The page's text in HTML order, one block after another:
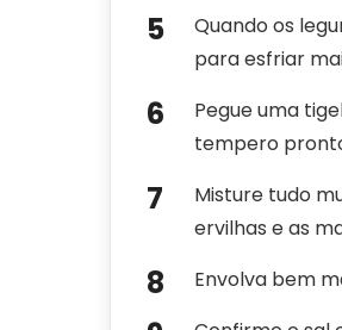
Quando os
para esfriar
Pegue uma
tempero
Misture tudo
ervilhas e as
Envolva bem